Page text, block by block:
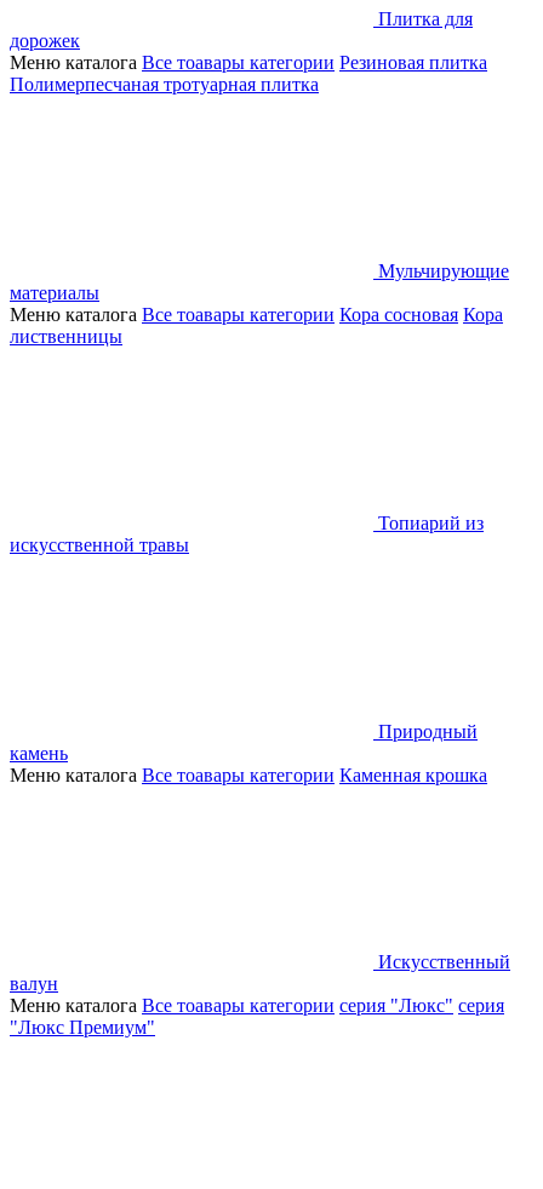
Плитка для
дорожек
Меню каталога Все тоавары категории Резиновая плитка
Полимерпесчаная тротуарная плитка
Мульчирующие
материалы
Меню каталога Все тоавары категории Кора сосновая Кора
лиственницы
Топиарий из
искусственной травы
Природный
камень
Меню каталога Все тоавары категории Каменная крошка
Искусственный
валун
Меню каталога Все тоавары категории серия "Люкс" серия
"Люкс Премиум"